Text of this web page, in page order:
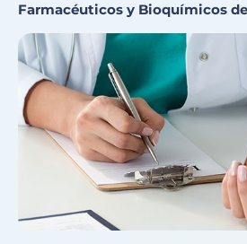
Farmacéuticos y Bioquímicos